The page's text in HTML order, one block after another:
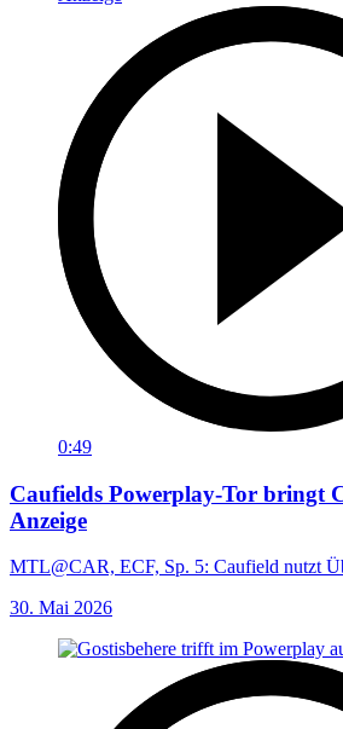
0:49
Caufields Powerplay-Tor bringt
Anzeige
MTL@CAR, ECF, Sp. 5: Caufield nutzt
30. Mai 2026